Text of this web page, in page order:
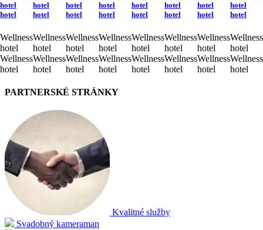
hotel
hotel
Wellness
hotel
Wellness
hotel
hotel
hotel
Wellness
hotel
Wellness
hotel
hotel
hotel
Wellness
hotel
Wellness
hotel
hotel
hotel
Wellness
hotel
Wellness
hotel
hotel
hotel
Wellness
hotel
Wellness
hotel
hotel
hotel
Wellness
hotel
Wellness
hotel
hotel
hotel
Wellness
hotel
Wellness
hotel
hotel
hotel
Wellness
hotel
Wellness
hotel
PARTNERSKÉ STRÁNKY
Kvalitné služby
Svadobný kameraman